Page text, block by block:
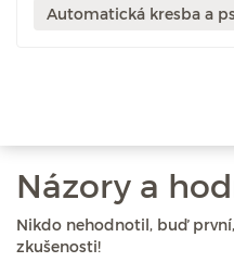
Automatická kresba a
Názory a
Nikdo nehodnotil, buď
zkušenosti!